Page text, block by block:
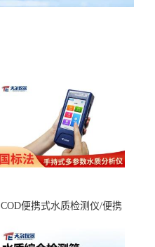
COD便携式水质检测仪/便携